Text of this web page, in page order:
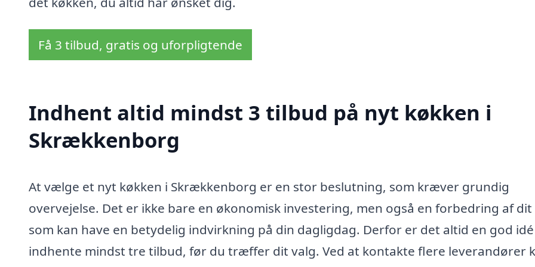
Få 3 tilbud, gratis og uforpligtende
Indhent altid mindst 3 tilbud på nyt køkken i
Skrækkenborg
At vælge et nyt køkken i Skrækkenborg er en stor beslutning, som kræver grundig
overvejelse. Det er ikke bare en økonomisk investering, men også en forbedring af dit
som kan have en betydelig indvirkning på din dagligdag. Derfor er det altid en god
indhente mindst tre tilbud, før du træffer dit valg. Ved at kontakte flere leverandører